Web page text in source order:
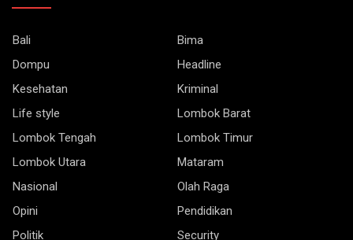
Bali
Dompu
Headline
Kesehatan
Kriminal
Life style
Lombok Barat
Lombok Tengah
Lombok Timur
Lombok Utara
Mataram
Nasional
Olah Raga
Opini
Pendidikan
Politik
Security
Sumbawa
Teknologi